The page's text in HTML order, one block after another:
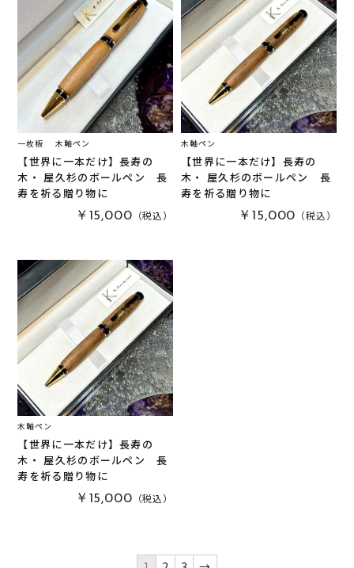
一枚板 木軸ペン
【世界に一本だけ】長寿の
木・ 屋久杉のボールペン 長
寿を祈る贈り物に
￥15,000 （税込）
木軸ペン
【世界に一本だけ】長寿の
木・ 屋久杉のボールペン 長
寿を祈る贈り物に
￥15,000 （税込）
木軸ペン
【世界に一本だけ】長寿の
木・ 屋久杉のボールペン 長
寿を祈る贈り物に
￥15,000 （税込）